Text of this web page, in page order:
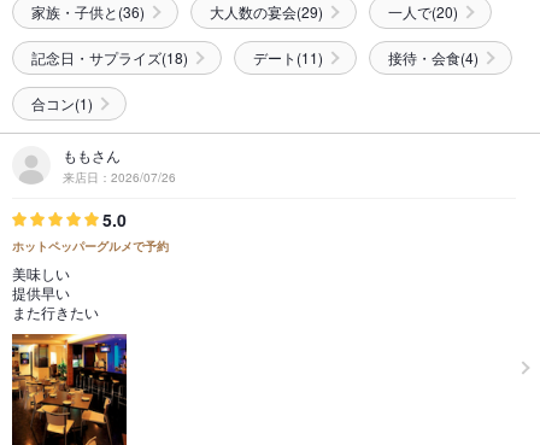
家族・子供と(36) 大人数の宴会(29) 一人で(20)
記念日・サプライズ(18) デート(11) 接待・会食(4)
合コン(1)
ももさん
来店日：2026/07/26
5.0
ホットペッパーグルメで予約
美味しい
提供早い
また行きたい